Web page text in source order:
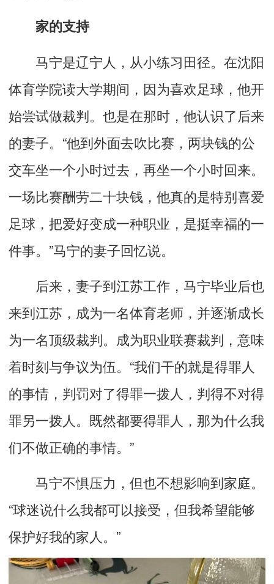
家的支持
马宁是辽宁人，从小练习田径。在沈阳
体育学院读大学期间，因为喜欢足球，他开
始尝试做裁判。也是在那时，他认识了后来
的妻子。“他到外面去吹比赛，两块钱的公
交车坐一个小时过去，再坐一个小时回来。
一场比赛酬劳二十块钱，他真的是特别喜爱
足球，把爱好变成一种职业，是挺幸福的一
件事。”马宁的妻子回忆说。
后来，妻子到江苏工作，马宁毕业后也
来到江苏，成为一名体育老师，并逐渐成长
为一名顶级裁判。成为职业联赛裁判，意味
着时刻与争议为伍。“我们干的就是得罪人
的事情，判罚对了得罪一拨人，判得不对得
罪另一拨人。既然都要得罪人，那为什么我
们不做正确的事情。”
马宁不惧压力，但也不想影响到家庭。
“球迷说什么我都可以接受，但我希望能够
保护好我的家人。”